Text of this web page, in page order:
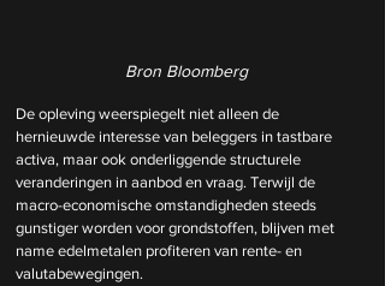
Bron Bloomberg
De opleving weerspiegelt niet alleen de
hernieuwde interesse van beleggers in tastbare
activa, maar ook onderliggende structurele
veranderingen in aanbod en vraag. Terwijl de
macro-economische omstandigheden steeds
gunstiger worden voor grondstoffen, blijven met
name edelmetalen profiteren van rente- en
valutabewegingen.